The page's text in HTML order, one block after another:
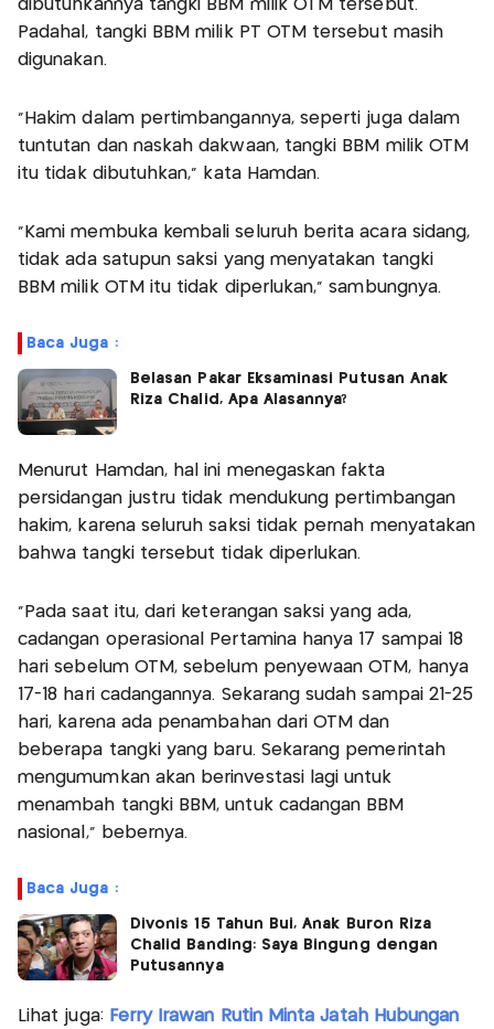
dibutuhkannya tangki BBM milik OTM tersebut.
Padahal, tangki BBM milik PT OTM tersebut masih
digunakan.
“Hakim dalam pertimbangannya, seperti juga dalam
tuntutan dan naskah dakwaan, tangki BBM milik OTM
itu tidak dibutuhkan,” kata Hamdan.
"Kami membuka kembali seluruh berita acara sidang,
tidak ada satupun saksi yang menyatakan tangki
BBM milik OTM itu tidak diperlukan," sambungnya.
Baca Juga :
Belasan Pakar Eksaminasi Putusan Anak
Riza Chalid, Apa Alasannya?
Menurut Hamdan, hal ini menegaskan fakta
persidangan justru tidak mendukung pertimbangan
hakim, karena seluruh saksi tidak pernah menyatakan
bahwa tangki tersebut tidak diperlukan.
“Pada saat itu, dari keterangan saksi yang ada,
cadangan operasional Pertamina hanya 17 sampai 18
hari sebelum OTM, sebelum penyewaan OTM, hanya
17-18 hari cadangannya. Sekarang sudah sampai 21-25
hari, karena ada penambahan dari OTM dan
beberapa tangki yang baru. Sekarang pemerintah
mengumumkan akan berinvestasi lagi untuk
menambah tangki BBM, untuk cadangan BBM
nasional," bebernya.
Baca Juga :
Divonis 15 Tahun Bui, Anak Buron Riza
Chalid Banding: Saya Bingung dengan
Putusannya
Lihat juga: Ferry Irawan Rutin Minta Jatah Hubungan